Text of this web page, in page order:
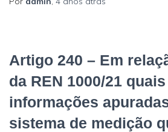
Artigo 240 – Em
da REN 1000/21
informações
sistema de medição